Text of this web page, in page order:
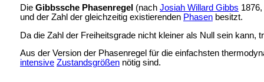
Die Gibbssche Phasenregel (nach Josiah Willard Gibbs
und der Zahl der gleichzeitig existierenden Phasenbesitzt.
Da die Zahl der Freiheitsgrade nicht kleiner als Null sein
Aus der Version der Phasenregel für die einfachsten
intensive Zustandsgrößennötig sind.